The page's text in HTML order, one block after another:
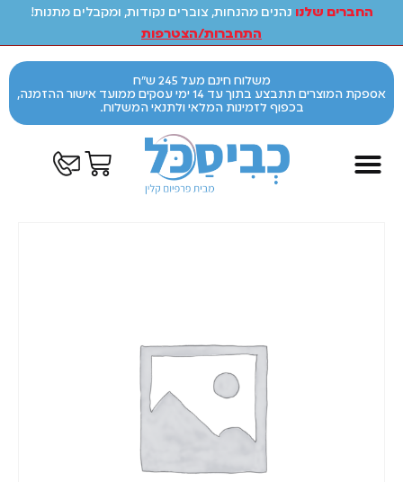
החברים שלנו נהנים מהנחות, צוברים נקודות, ומקבלים מתנות!
התחברות/הצטרפות
משלוח חינם מעל 245 ש"ח
אספקת המוצרים תתבצע בתוך עד 14 ימי עסקים ממועד אישור ההזמנה,
בכפוף לזמינות המלאי ולתנאי המשלוח.